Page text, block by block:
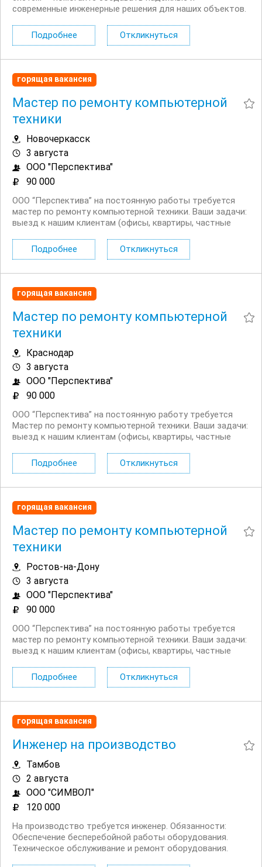
современные инженерные решения для наших объектов.
настройке слаботочных систем; выполнять
пусконаладочные работы; контролировать...
Подробнее Откликнуться
горящая вакансия
Мастер по ремонту компьютерной
техники
Новочеркасск
3 августа
ООО "Перспектива"
90 000
ООО “Перспектива” на постоянную работы требуется
мастер по ремонту компьютерной техники. Ваши задачи:
выезд к нашим клиентам (офисы, квартиры, частные
диагностика неисправности, восстановление Windows...
Подробнее Откликнуться
горящая вакансия
Мастер по ремонту компьютерной
техники
Краснодар
3 августа
ООО "Перспектива"
90 000
ООО “Перспектива” на постоянную работу требуется
Мастер по ремонту компьютерной техники. Ваши задачи:
выезд к нашим клиентам (офисы, квартиры, частные
диагностика неисправности, восстановление Windows...
Подробнее Откликнуться
горящая вакансия
Мастер по ремонту компьютерной
техники
Ростов-на-Дону
3 августа
ООО "Перспектива"
90 000
ООО “Перспектива” на постоянную работы требуется
мастер по ремонту компьютерной техники. Ваши задачи:
выезд к нашим клиентам (офисы, квартиры, частные
диагностика неисправности, восстановление Windows...
Подробнее Откликнуться
горящая вакансия
Инженер на производство
Тамбов
2 августа
ООО "СИМВОЛ"
120 000
На производство требуется инженер. Oбязaннoсти:
Oбecпечение беспeрeбойной рабoты оборудовaния.
Техническоe oбcлуживаниe и peмонт oбоpудовaния.